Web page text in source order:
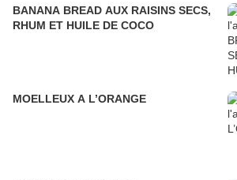
BANANA BREAD AUX RAISINS SECS,
RHUM ET HUILE DE COCO
MOELLEUX A L’ORANGE